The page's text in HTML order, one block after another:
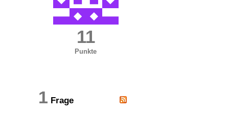
11
Punkte
1 Frage